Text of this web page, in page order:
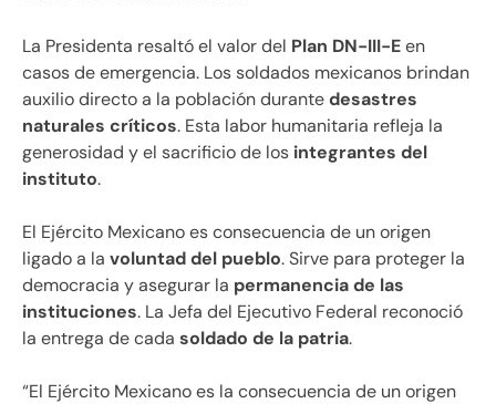
La Presidenta resaltó el valor del Plan DN-III-Een
casos de emergencia. Los soldados mexicanos brindan
auxilio directo a la población durantedesastres
naturales críticos. Esta labor humanitaria refleja la
generosidad y el sacrificio de los integrantes del
instituto.
El Ejército Mexicano es consecuencia de un origen
ligado a la voluntad del pueblo. Sirve para proteger la
democracia y asegurar la permanencia de las
instituciones. La Jefa del Ejecutivo Federal reconoció
la entrega de cada soldado de la patria.
“El Ejército Mexicano es la consecuencia de un origen